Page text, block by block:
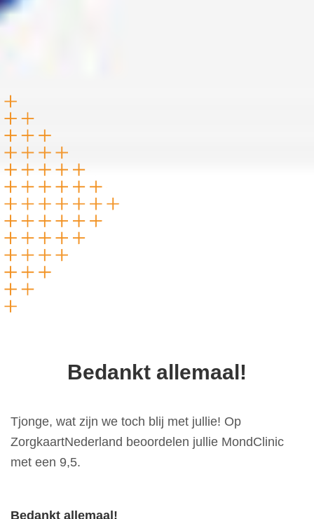
Bedankt allemaal!
Tjonge, wat zijn we toch blij met jullie! Op
ZorgkaartNederland beoordelen jullie MondClinic
met een 9,5.
Bedankt allemaal!